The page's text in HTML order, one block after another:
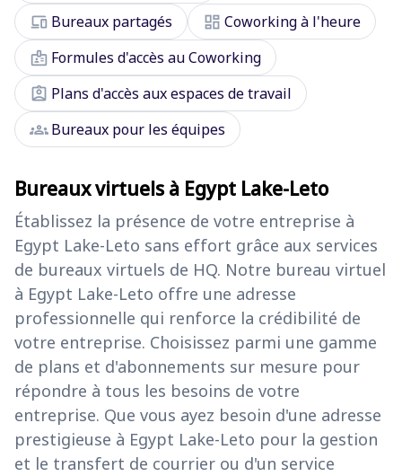
devices Bureaux partagés dashboard Coworking à l'heure
badge Formules d'accès au Coworking
assignment_ind Plans d'accès aux espaces de travail
groupsBureaux pour les équipes
Bureaux virtuels à Egypt Lake-Leto
Établissez la présence de votre entreprise à
Egypt Lake-Leto sans effort grâce aux services
de bureaux virtuels de HQ. Notre bureau virtuel
à Egypt Lake-Leto offre une adresse
professionnelle qui renforce la crédibilité de
votre entreprise. Choisissez parmi une gamme
de plans et d'abonnements sur mesure pour
répondre à tous les besoins de votre
entreprise. Que vous ayez besoin d'une adresse
prestigieuse à Egypt Lake-Leto pour la gestion
et le transfert de courrier ou d'un service